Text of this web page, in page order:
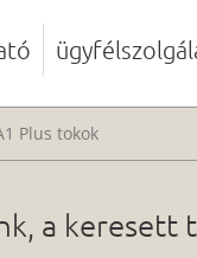
Plus tokok
a keresett